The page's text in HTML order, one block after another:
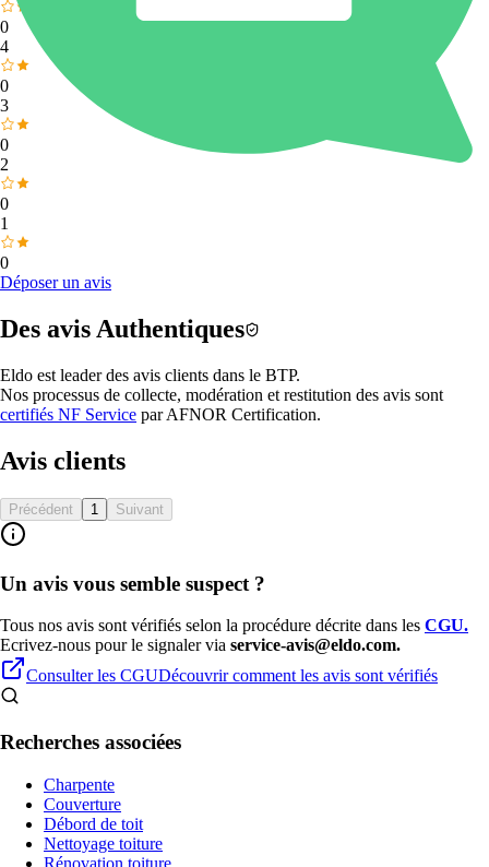
0
4
0
3
0
2
0
1
0
Déposer un avis
Des avis Authentiques
Eldo est leader des avis clients dans le BTP.
Nos processus de collecte, modération et restitution des avis sont
certifiés NF Service parAFNOR Certification.
Avis clients
Précédent 1 Suivant
Un avis vous semble suspect ?
Tous nos avis sont vérifiés selon la procédure décrite dans les CGU.
Ecrivez-nous pour le signaler via service-avis@eldo.com.
Consulter les CGUDécouvrir comment les avis sont vérifiés
Recherches associées
Charpente
Couverture
Débord de toit
Nettoyage toiture
Rénovation toiture